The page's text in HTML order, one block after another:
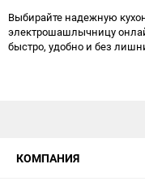
Выбирайте надежную
электрошашлычницу
быстро, удобно и без
КОМПАНИЯ